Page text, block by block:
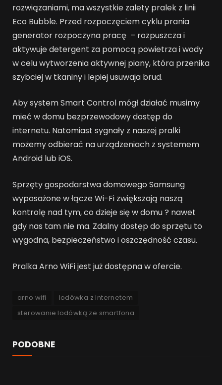
rozwiązaniami, ma wszystkie zalety pralek z linii
Eco Bubble. Przed rozpoczęciem cyklu prania
generator rozpoczyna pracę – rozpuszcza i
aktywuje detergent za pomocą powietrza i wody
w celu wytworzenia aktywnej piany, która przenika
szybciej w tkaniny i lepiej usuwaja brud.
Aby system Smart Control mógł działać musimy
mieć w domu bezprzewodowy dostęp do
internetu. Natomiast sygnały z naszej pralki
możemy odbierać na urządzeniach z systemem
Android lub iOS.
Sprzęty gospodarstwa domowego Samsung
wyposażone w łącze Wi-Fi zwiększają naszą
kontrolę nad tym, co dzieje się w domu ? nawet
gdy nas tam nie ma. Zdalny dostęp do sprzętu to
wygodna, bezpieczeństwo i oszczędność czasu.
Pralka Arno WiFi jest już dostępna w ofercie.
arno wifi
lodówka z Internetem
sterowanie lodówką ze smartfona
PODOBNE